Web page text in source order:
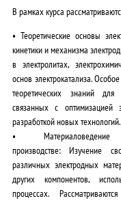
В рамках курса
• Теоретические основы
кинетики и механизма
в электролитах,
основ электрокатализа.
теоретических знаний
связанных с оптимизацией
разработкой новых технологий.
•
производстве: Изучение
различных электродных
других компонентов,
процессах.